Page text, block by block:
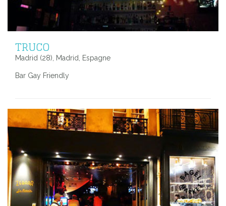
TRUCO
Madrid (28), Madrid, Espagne
Bar Gay Friendly